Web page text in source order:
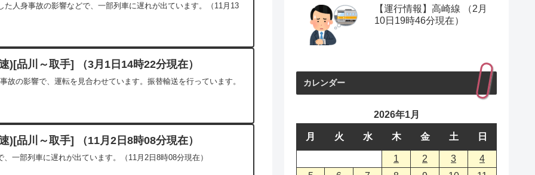
た人身事故の影響などで、一部列車に遅れが出ています。（11月13
)[品川～取手] （3月1日14時22分現在）
故の影響で、運転を見合わせています。振替輸送を行っています。
)[品川～取手] （11月2日8時08分現在）
一部列車に遅れが出ています。（11月2日8時08分現在）
【運行情報】高崎線 （2月
10日19時46分現在）
カレンダー
2026年1月
月 火 水 木 金 土 日
1 2 3
4